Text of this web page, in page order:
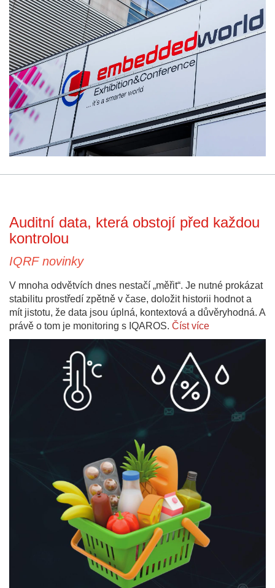
Auditní data, která obstojí před každou
kontrolou
IQRF novinky
V mnoha odvětvích dnes nestačí „měřit“. Je nutné prokázat
stabilitu prostředí zpětně v čase, doložit historii hodnot a
mít jistotu, že data jsou úplná, kontextová a důvěryhodná. A
právě o tom je monitoring s IQAROS. Číst více